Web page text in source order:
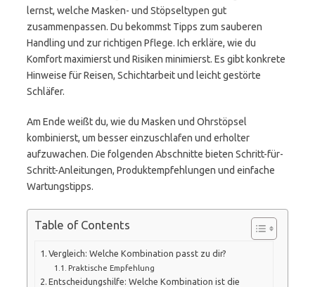
lernst, welche Masken- und Stöpseltypen gut
zusammenpassen. Du bekommst Tipps zum sauberen
Handling und zur richtigen Pflege. Ich erkläre, wie du
Komfort maximierst und Risiken minimierst. Es gibt konkrete
Hinweise für Reisen, Schichtarbeit und leicht gestörte
Schläfer.
Am Ende weißt du, wie du Masken und Ohrstöpsel
kombinierst, um besser einzuschlafen und erholter
aufzuwachen. Die folgenden Abschnitte bieten Schritt-für-
Schritt-Anleitungen, Produktempfehlungen und einfache
Wartungstipps.
Table of Contents
Vergleich: Welche Kombination passt zu dir?
Praktische Empfehlung
Entscheidungshilfe: Welche Kombination ist die